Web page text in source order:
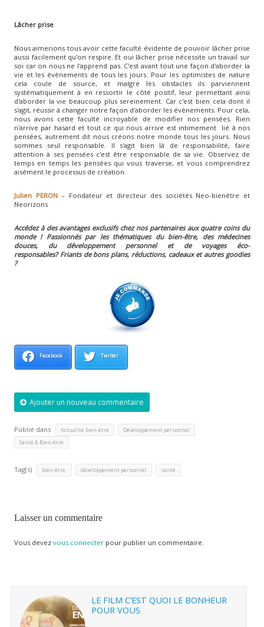
Lâcher prise.
Nous aimerions tous avoir cette faculté évidente de pouvoir lâcher prise
aussi facilement qu'on respire. Et oui lâcher prise nécessite un travail sur
soi car on nous ne l'apprend pas. C'est avant tout une façon d'aborder la
vie et les évènements de tous les jours. Pour les optimistes de nature
cela coule de source, et malgré les obstacles ils parviennent
systématiquement à en ressortir le côté positif, leur permettant ainsi
d'aborder la vie beaucoup plus sereinement. Car c'est bien cela dont il
s'agit, réussir à changer notre façon d'aborder les évènements. Pour cela,
nous avons cette faculté incroyable de modifier nos pensées. Rien
n'arrive par hasard et tout ce qui nous arrive est intimement lié à nos
pensées, autrement dit nous créons notre monde tous les jours. Nous
sommes seul responsable. Il s'agit bien là de responsabilité, faire
attention à ses pensées c'est être responsable de sa vie. Observez de
temps en temps les pensées qui vous traverse, et vous comprendrez
aisément le processus de création.
Julien PERON– Fondateur et directeur des sociétés Neo-bienêtre et
Neorizons
Accédez à des avantages exclusifs chez nos partenaires aux quatre coins du
monde ! Passionnés par les thématiques du bien-être, des médecines
douces, du développement personnel et de voyages éco-
responsables? Friants de bons plans, réductions, cadeaux et autres goodies
?
Facebook Twitter
Ajouter un nouveau commentaire
Publié dans Actualité bien-être Développement personnel
Santé & Bien-être
Tag(s) bien-être. développement personnel santé
Laisser un commentaire
Vous devez vous connecterpour publier un commentaire.
LE FILM C’EST QUOI LE BONHEUR
POUR VOUS